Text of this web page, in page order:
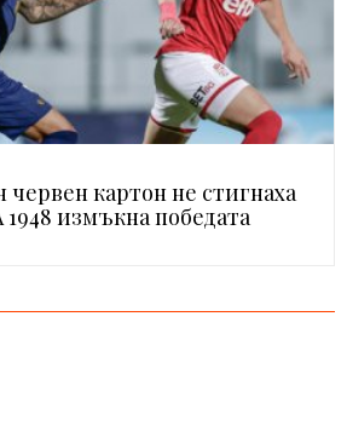
картон не стигнаха
измъкна победата